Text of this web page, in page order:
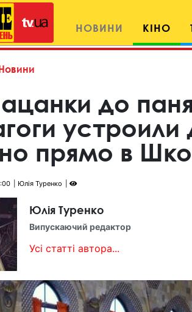
НОВИНИ КІНО
до
прямо в
Юлія Туренко
Юлія Туренко
Випускаючий редактор
Усі статті автора...